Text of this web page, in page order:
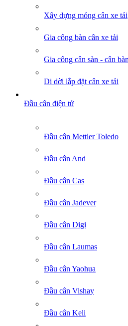
Xây dựng móng cân xe tải
Gia công bàn cân xe tải
Gia công cân sàn - cân
Di dời lắp đặt cân xe tải
Đầu cân điện tử
Đầu cân Mettler Toledo
Đầu cân And
Đầu cân Cas
Đầu cân Jadever
Đầu cân Digi
Đầu cân Laumas
Đầu cân Yaohua
Đầu cân Vishay
Đầu cân Keli